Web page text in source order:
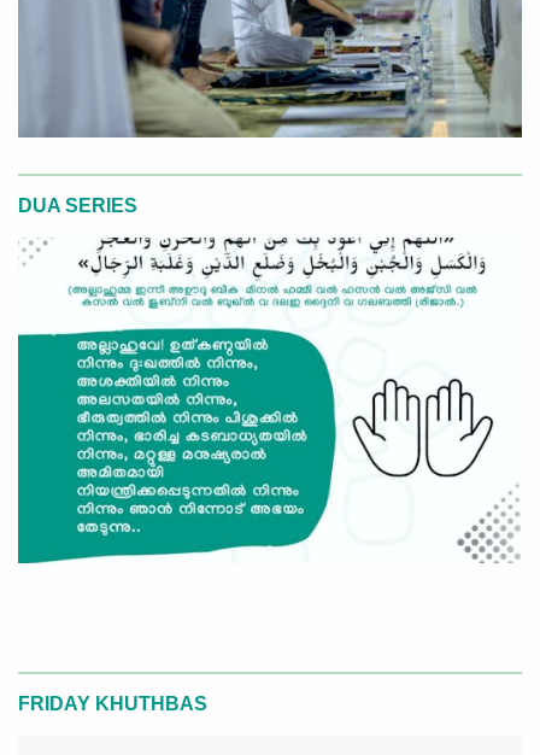
DUA SERIES
FRIDAY KHUTHBAS